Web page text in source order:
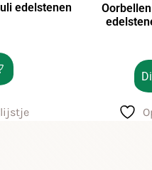
edelstenen